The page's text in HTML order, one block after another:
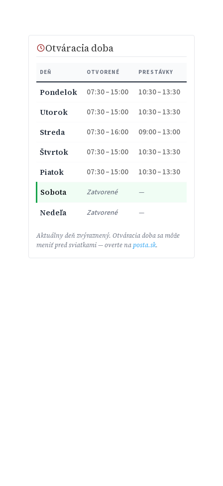
Otváracia doba
DEŇ OTVORENÉ PRESTÁVKY
Pondelok 07:30 – 15:00 10:30 – 13:30
Utorok 07:30 – 15:00 10:30 – 13:30
Streda 07:30 – 16:00 09:00 – 13:00
Štvrtok 07:30 – 15:00 10:30 – 13:30
Piatok 07:30 – 15:00 10:30 – 13:30
Sobota Zatvorené —
Nedeľa Zatvorené —
Aktuálny deň zvýraznený. Otváracia doba sa môže
meniť pred sviatkami — overte naposta.sk.